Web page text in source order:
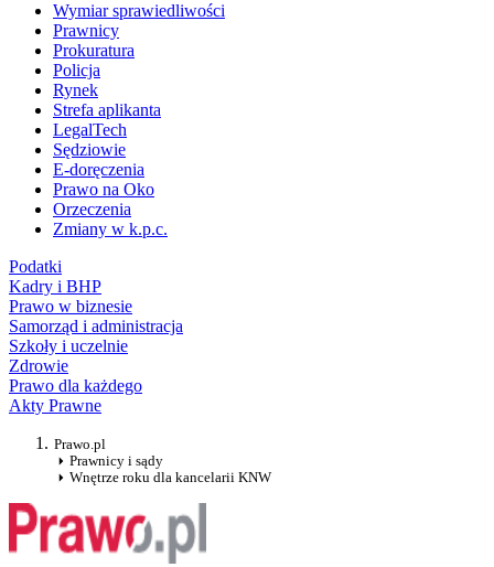
Wymiar sprawiedliwości
Prawnicy
Prokuratura
Policja
Rynek
Strefa aplikanta
LegalTech
Sędziowie
E-doręczenia
Prawo na Oko
Orzeczenia
Zmiany w k.p.c.
Podatki
Kadry i BHP
Prawo w biznesie
Samorząd i administracja
Szkoły i uczelnie
Zdrowie
Prawo dla każdego
Akty Prawne
Prawo.pl
Prawnicy i sądy
Wnętrze roku dla kancelarii KNW